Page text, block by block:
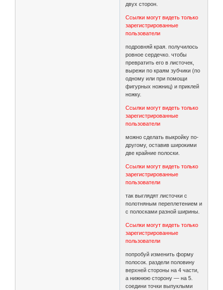
двух сторон.
Ссылки могут видеть только
зарегистрированные
пользователи
подровняй края. получилось
ровное сердечко. чтобы
превратить его в листочек,
вырежи по краям зубчики (по
одному или при помощи
фигурных ножниц) и приклей
ножку.
Ссылки могут видеть только
зарегистрированные
пользователи
можно сделать выкройку по-
другому, оставив широкими
две крайние полоски.
Ссылки могут видеть только
зарегистрированные
пользователи
так выглядят листочки с
полотняным переплетением и
с полосками разной ширины.
Ссылки могут видеть только
зарегистрированные
пользователи
попробуй изменить форму
полосок. раздели половину
верхней стороны на 4 части,
а нижнюю сторону — на 5.
соедини точки выпуклыми